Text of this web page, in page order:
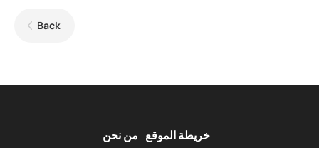
Back
من نحن خريطة الموقع